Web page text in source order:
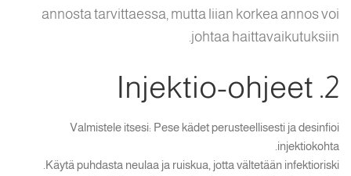
annosta tarvittaessa, mutta liian korkea annos voi
johtaa haittavaikutuksiin.
2. Injektio-ohjeet
Valmistele itsesi: Pese kädet perusteellisesti ja desinfioi
injektiokohta.
Käytä puhdasta neulaa ja ruiskua, jotta vältetään infektioriski.